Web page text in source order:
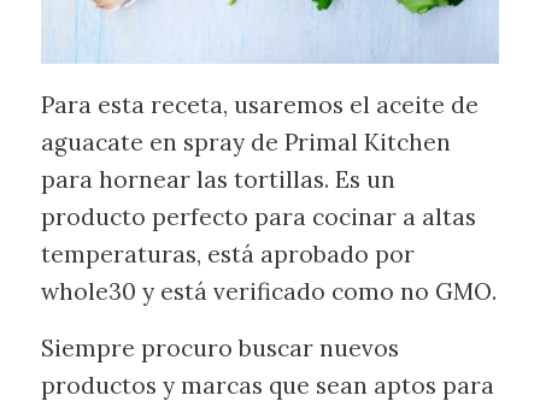
Para esta receta, usaremos el aceite de
aguacate en spray de Primal Kitchen
para hornear las tortillas. Es un
producto perfecto para cocinar a altas
temperaturas, está aprobado por
whole30 y está verificado como no GMO.
Siempre procuro buscar nuevos
productos y marcas que sean aptos para